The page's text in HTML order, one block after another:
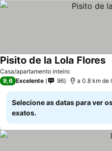
Casa/apartamento inteiro
Pisito de la Lola Flores
9,6 Excelente 96 a 0.8 km de
Selecione as datas para ver
exatos.